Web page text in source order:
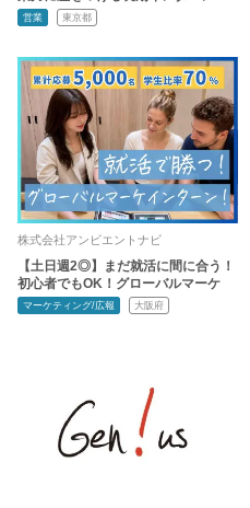
営業 東京都
株式会社アンビエントナビ
【土日週2◎】まだ就活に間に合う！
初心者でもOK！グローバルマーケ
マーケティング/広報 大阪府